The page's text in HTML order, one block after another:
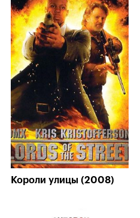
Короли улицы (2008)